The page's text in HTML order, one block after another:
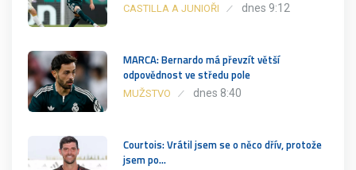
CASTILLA A JUNIOŘI dnes 9:12
MARCA: Bernardo má převzít větší
odpovědnost ve středu pole
MUŽSTVO dnes 8:40
Courtois: Vrátil jsem se o něco dřív, protože
jsem po…